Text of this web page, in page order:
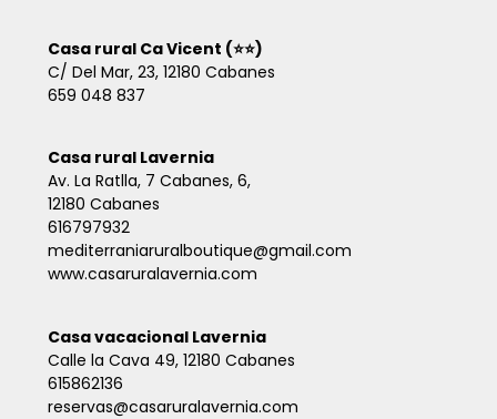
Casa rural Ca Vicent (⭐⭐)
C/ Del Mar, 23, 12180 Cabanes
659 048 837
Casa rural Lavernia
Av. La Ratlla, 7 Cabanes, 6,
12180 Cabanes
616797932
mediterraniaruralboutique@gmail.com
www.casaruralavernia.com
Casa vacacional Lavernia
Calle la Cava 49, 12180 Cabanes
615862136
reservas@casaruralavernia.com